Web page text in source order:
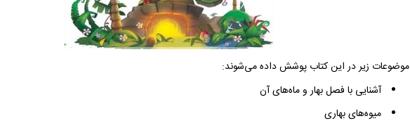
موضوعات زیر در این کتاب پوشش داده می‌شوند:
آشنایی با فصل بهار و ماه‌های آن
میوه‌های بهاری